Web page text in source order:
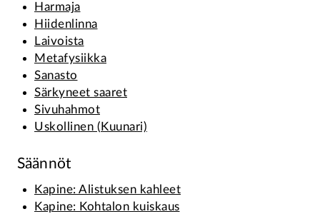
Harmaja
Hiidenlinna
Laivoista
Metafysiikka
Sanasto
Särkyneet saaret
Sivuhahmot
Uskollinen (Kuunari)
Säännöt
Kapine: Alistuksen kahleet
Kapine: Kohtalon kuiskaus